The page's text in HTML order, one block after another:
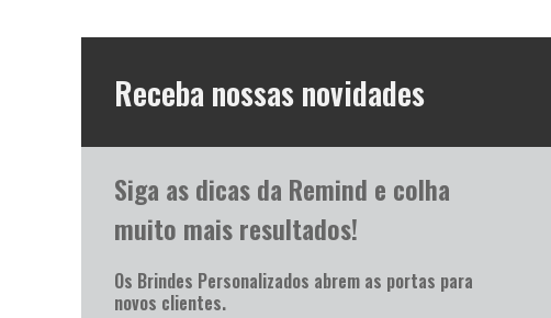
Receba nossas novidades
Siga as dicas da Remind e colha
muito mais resultados!
Os Brindes Personalizados abrem as portas para
novos clientes.